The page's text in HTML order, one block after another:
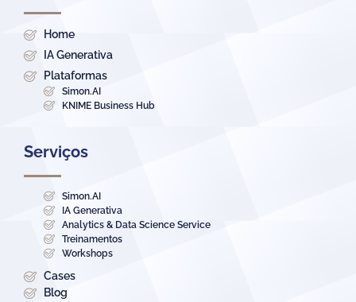
Home
IA Generativa
Plataformas
Simon.AI
KNIME Business Hub
Serviços
Simon.AI
IA Generativa
Analytics & Data Science Service
Treinamentos
Workshops
Cases
Blog